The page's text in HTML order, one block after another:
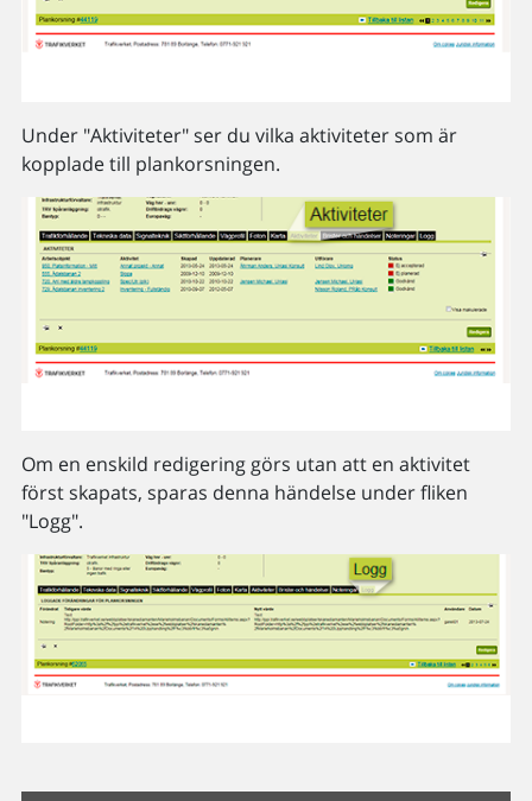
Under "Aktiviteter" ser du vilka aktiviteter som är
kopplade till plankorsningen.
Om en enskild redigering görs utan att en aktivitet
först skapats, sparas denna händelse under fliken
"Logg".